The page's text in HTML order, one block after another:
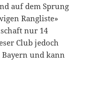
auf dem Sprung
Rangliste»
nur 14
Club jedoch
und kann